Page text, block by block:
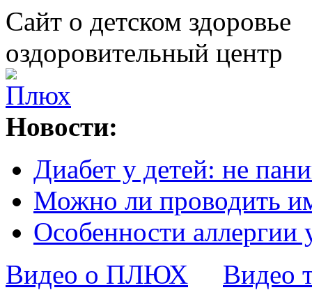
Сайт о детском здоровье
оздоровительный центр
Новости:
Диабет у детей: не
Можно ли проводить
Особенности аллергии
Видео о ПЛЮХ
Видео